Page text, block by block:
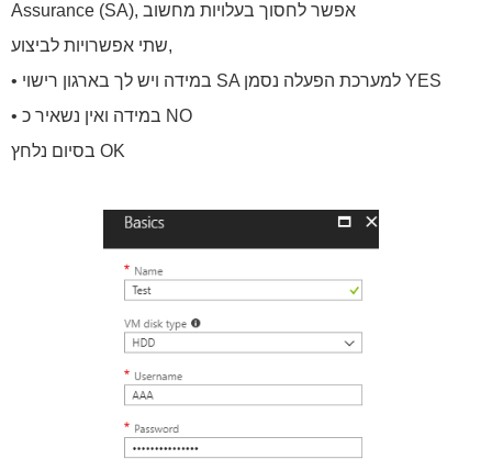
Assurance (SA), אפשר לחסוך בעלויות מחשוב
שתי אפשרויות לביצוע,
• במידה ויש לך בארגון רישוי SA למערכת הפעלה נסמן YES
• במידה ואין נשאיר כ NO
בסיום נלחץ OK